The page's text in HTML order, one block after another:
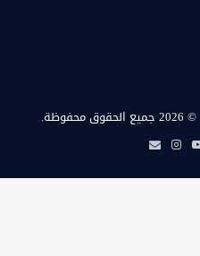
© 2026 جميع الحقوق محفوظة.
‫YouTube
انستقرام
بريد